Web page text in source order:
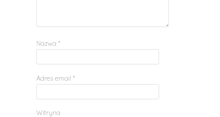
Nazwa *
Adres email *
Witryna